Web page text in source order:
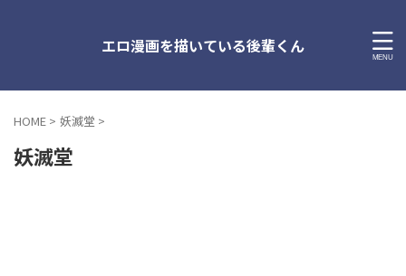
エロ漫画を描いている後輩くん
HOME > 妖滅堂 >
妖滅堂